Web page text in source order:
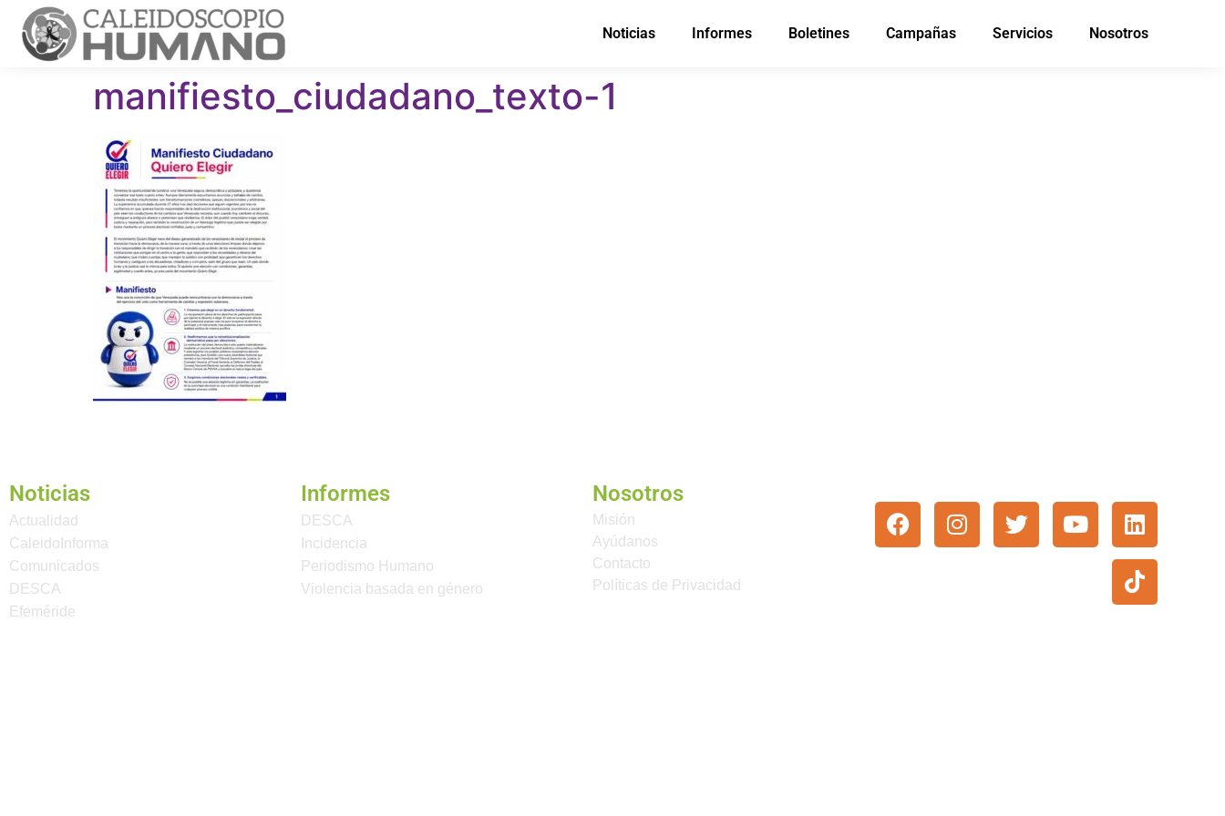
Noticias Informes Boletines Campañas Servicios Nosotros
manifiesto_ciudadano_texto-1
Noticias
Actualidad
CaleidoInforma
Comunicados
DESCA
Efeméride
Informes
DESCA
Incidencia
Periodismo Humano
Violencia basada en género
Nosotros
Misión
Ayúdanos
Contacto
Políticas de Privacidad